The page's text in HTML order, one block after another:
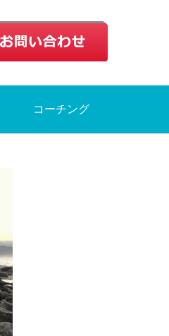
コーチング